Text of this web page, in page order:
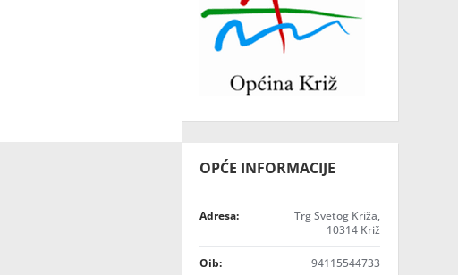
OPĆE INFORMACIJE
Adresa:
Trg Svetog Križa,
10314 Križ
Oib: 94115544733